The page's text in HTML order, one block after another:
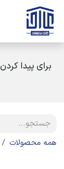
صرف نظر و مشاهده
برای پیدا کردن
همه محصولات